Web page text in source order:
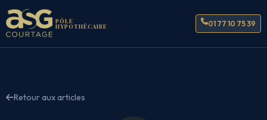
PÔLE
HYPOTHÉCAIRE 01 77 10 75 39
Retour aux articles